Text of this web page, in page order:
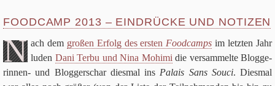
FOODCAMP 2013 – EINDRÜCKE UND NOTIZEN
N ach dem gro­ßen Erfolg des ersten Food­camps im letz­ten Jahr
luden Dani Terbu und Nina Mohimi die ver­sam­melte Blog­ge­
rin­nen- und Blog­ger­schar dies­mal ins Palais Sans Souci. Dies­mal